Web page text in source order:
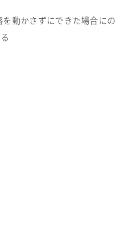
動かさずにできた場合にの